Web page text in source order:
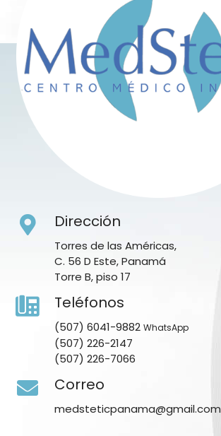
Dirección
Torres de las Américas,
C. 56 D Este, Panamá
Torre B, piso 17
Teléfonos
(507) 6041-9882 WhatsApp
(507) 226-2147
(507) 226-7066
Correo
medsteticpanama@gmail.com